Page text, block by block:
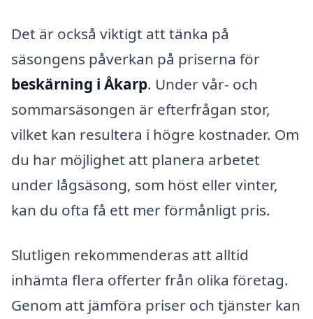
Det är också viktigt att tänka på
säsongens påverkan på priserna för
beskärning i Åkarp. Under vår- och
sommarsäsongen är efterfrågan stor,
vilket kan resultera i högre kostnader. Om
du har möjlighet att planera arbetet
under lågsäsong, som höst eller vinter,
kan du ofta få ett mer förmånligt pris.
Slutligen rekommenderas att alltid
inhämta flera offerter från olika företag.
Genom att jämföra priser och tjänster kan